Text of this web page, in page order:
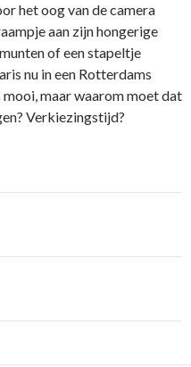
het oog van de camera
aan zijn hongerige
of een stapeltje
nu in een Rotterdams
maar waarom moet dat
Verkiezingstijd?